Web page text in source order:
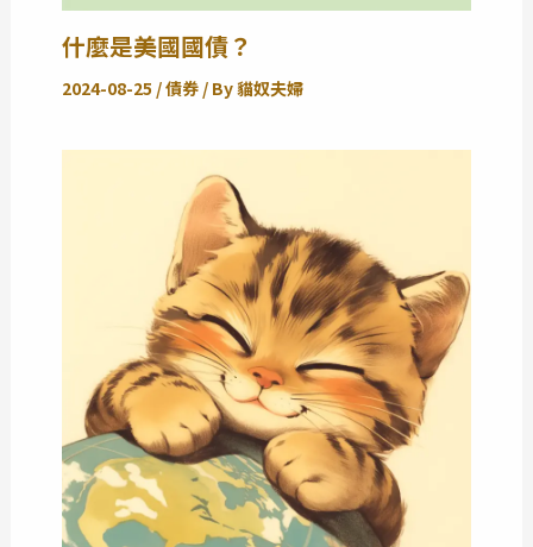
什麼是美國國債？
2024-08-25 /債券/ By貓奴夫婦